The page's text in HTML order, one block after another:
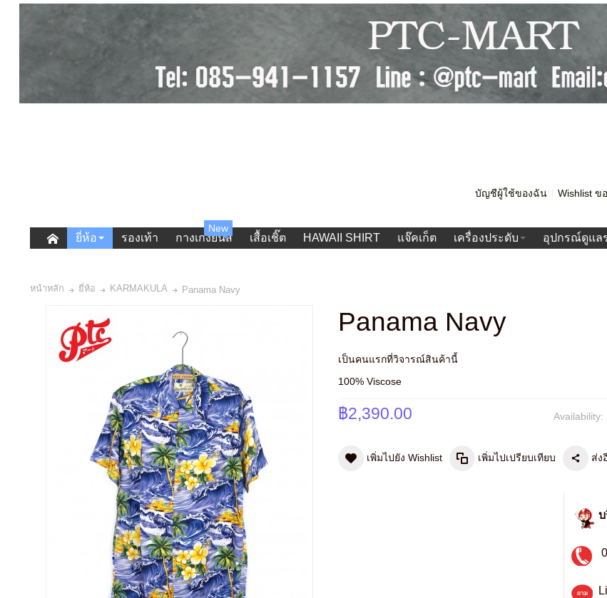
บัญชีผู้ใช้ของฉัน Wishlist ข
ยี่ห้อ รองเท้า กางเกงยีนส์
New
เสื้อเชิ๊ต HAWAII SHIRT แจ๊คเก็ต เครื่องประดับ อุปกรณ์ดูแล
หน้าหลัก ยี่ห้อ KARMAKULA Panama Navy
Panama Navy
เป็นคนแรกที่วิจารณ์สินค้านี้
100% Viscose
Availability:
฿2,390.00
เพิ่มไปยัง Wishlist เพิ่มไปเปรียบเทียบ ส่ง
บ